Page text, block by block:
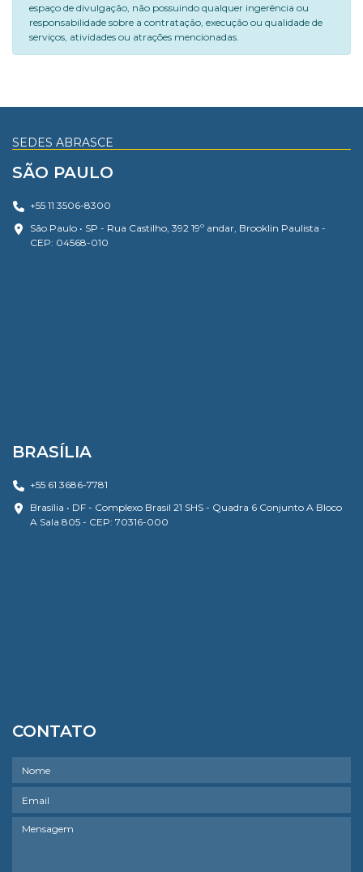
espaço de divulgação, não possuindo qualquer ingerência ou
responsabilidade sobre a contratação, execução ou qualidade de
serviços, atividades ou atrações mencionadas.
SEDES ABRASCE
SÃO PAULO
+55 11 3506-8300
São Paulo • SP - Rua Castilho, 392 19º andar, Brooklin Paulista -
CEP: 04568-010
BRASÍLIA
+55 61 3686-7781
Brasília • DF - Complexo Brasil 21 SHS - Quadra 6 Conjunto A Bloco
A Sala 805 - CEP: 70316-000
CONTATO